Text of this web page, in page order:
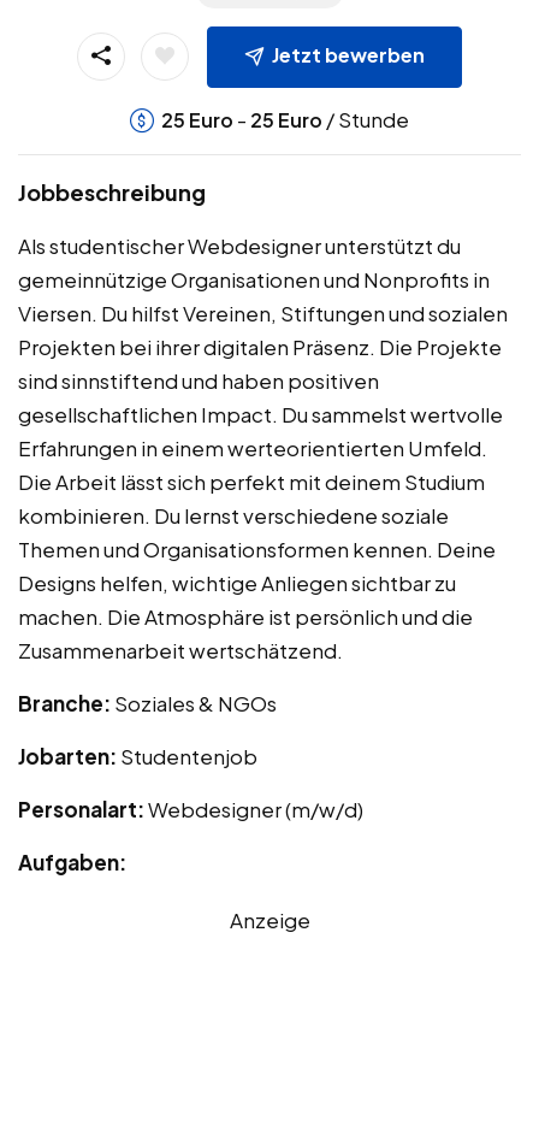
Jetzt bewerben
25 Euro - 25 Euro / Stunde
Jobbeschreibung
Als studentischer Webdesigner unterstützt du
gemeinnützige Organisationen und Nonprofits in
Viersen. Du hilfst Vereinen, Stiftungen und sozialen
Projekten bei ihrer digitalen Präsenz. Die Projekte
sind sinnstiftend und haben positiven
gesellschaftlichen Impact. Du sammelst wertvolle
Erfahrungen in einem werteorientierten Umfeld.
Die Arbeit lässt sich perfekt mit deinem Studium
kombinieren. Du lernst verschiedene soziale
Themen und Organisationsformen kennen. Deine
Designs helfen, wichtige Anliegen sichtbar zu
machen. Die Atmosphäre ist persönlich und die
Zusammenarbeit wertschätzend.
Branche: Soziales & NGOs
Jobarten: Studentenjob
Personalart:Webdesigner (m/w/d)
Aufgaben:
Anzeige